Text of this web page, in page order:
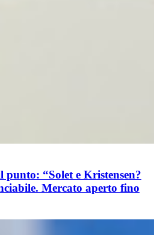
punto: “Solet e Kristensen?
Mercato aperto fino